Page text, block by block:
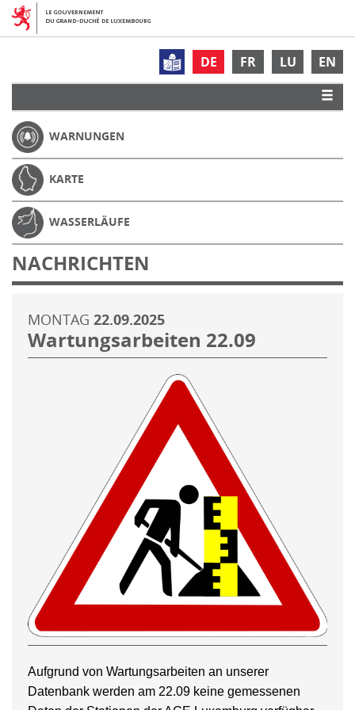
DE FR LU EN
WARNUNGEN
KARTE
WASSERLÄUFE
NACHRICHTEN
MONTAG 22.09.2025
Wartungsarbeiten 22.09
Aufgrund von Wartungsarbeiten an unserer
Datenbank werden am 22.09 keine gemessenen